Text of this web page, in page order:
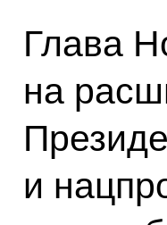
Глава
на
и